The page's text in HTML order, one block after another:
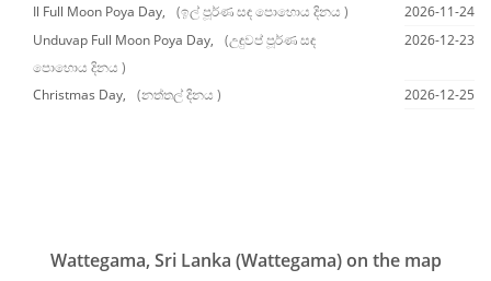
Il Full Moon Poya Day,
(ඉල් පූර්ණ සඳ පොහොය දිනය )
2026-11-24
Unduvap Full Moon Poya Day,
(උඳුවප් පූර්ණ සඳ
පොහොය දිනය )
2026-12-23
Christmas Day, (නත්තල් දිනය ) 2026-12-25
Wattegama, Sri Lanka (Wattegama) on the map